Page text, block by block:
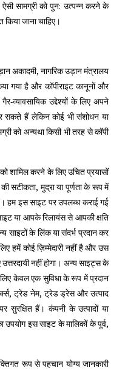
सामग्री को पुन: उत्पन्न करने के
किया जाना चाहिए।
अकादमी, नागरिक उड़ान मंत्रालय
गया है और कॉपीराइट कानूनों और
व्यावसायिक उद्देश्यों के लिए अपने
सकते हैं लेकिन कोई भी संशोधन या
को अन्यथा किसी भी तरह से कॉपी
शामिल करने के लिए उचित प्रयासों
सटीकता, मुद्रा या पूर्णता के रूप में
हम इस साइट पर उपलब्ध कराई गई
या आपके रिलायंस से आपकी क्षति
साइटों के लिंक या संदर्भ प्रदान कर
हमें कोई ज़िम्मेदारी नहीं है और उस
उत्तरदायी नहीं होगा। अन्य साइट्स के
केवल एक सुविधा के रूप में प्रदान
ट्रेड नेम, ट्रेड ड्रेस और उत्पाद
सुरक्षित हैं। कंपनी के उत्पादों या
इस साइट के मालिकों के पूर्व,
रूप से पहचान योग्य जानकारी